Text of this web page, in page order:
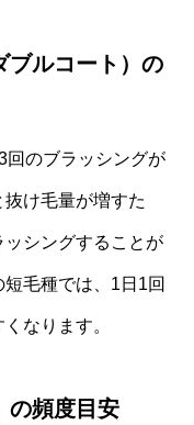
ブルコート）の
回のブラッシングが
け毛量が増すた
シングすることが
毛種では、1日1回
なります。
の頻度目安